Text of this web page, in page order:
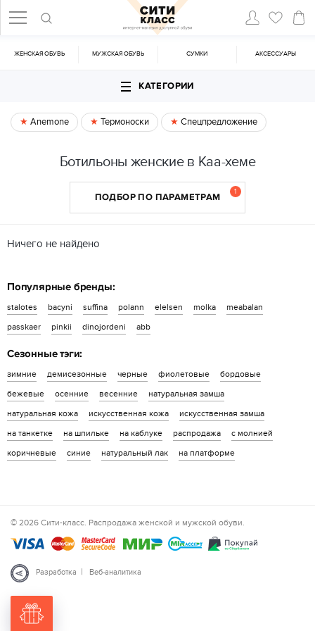
ЖЕНСКАЯ ОБУВЬ МУЖСКАЯ ОБУВЬ CУМКИ АКСЕССУАРЫ
КАТЕГОРИИ
Anemone Термоноски Спецпредложение
Ботильоны женские в Каа-хеме
ПОДБОР ПО ПАРАМЕТРАМ 1
Ничего не найдено
Популярные бренды:
stalotes bacyni suffina polann elelsen molka
meabalan
passkaer
pinkii dinojordeni abb
Сезонные тэги:
зимние демисезонные черные фиолетовые
бордовые
бежевые
осенние весенние
натуральная замша
натуральная кожа
искусственная кожа
искусственная замша
на танкетке
на шпильке на каблуке распродажа
с молнией
коричневые
синие натуральный лак на платформе
© 2026 Сити-класс. Распродажа женской и мужской обуви.
Разработка | Веб-аналитика